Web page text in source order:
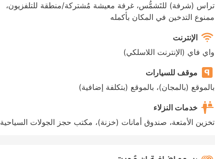
تراس (شرفة) للتَشمُّس، غرفة معيشة مُشتركة/منطقة للتلفزيون،
ممنوع التدخين في المكان بأكمله
الإنترنت
واي فاي (الإنترنت اللاسلكي)
موقف للسيارات
بالموقع (بالمجان)، بالموقع (بتكلفة إضافية)
خدمات النزلاء
تخزين الأمتعة، صندوق أمانات (خزنة)، مكتب حجز الجولات السياحية